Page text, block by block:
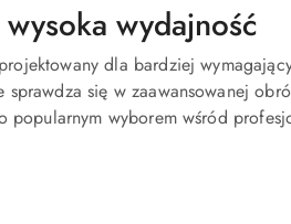
wydajność
dla bardziej
sprawdza się w zaawansowanej
popularnym wyborem wśród